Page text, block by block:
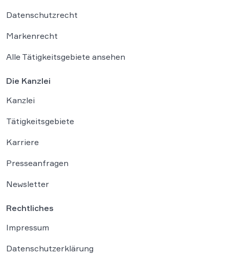
Datenschutzrecht
Markenrecht
Alle Tätigkeitsgebiete ansehen
Die Kanzlei
Kanzlei
Tätigkeitsgebiete
Karriere
Presseanfragen
Newsletter
Rechtliches
Impressum
Datenschutzerklärung